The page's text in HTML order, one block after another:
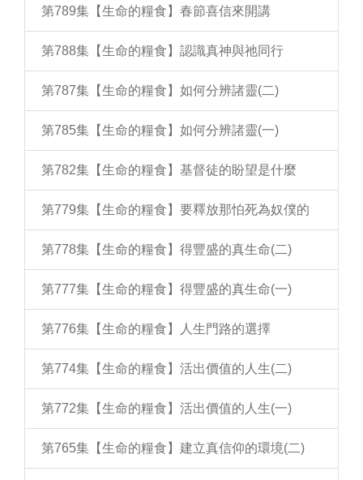
第789集【生命的糧食】春節喜信來開講
第788集【生命的糧食】認識真神與祂同行
第787集【生命的糧食】如何分辨諸靈(二)
第785集【生命的糧食】如何分辨諸靈(一)
第782集【生命的糧食】基督徒的盼望是什麼
第779集【生命的糧食】要釋放那怕死為奴僕的
第778集【生命的糧食】得豐盛的真生命(二)
第777集【生命的糧食】得豐盛的真生命(一)
第776集【生命的糧食】人生門路的選擇
第774集【生命的糧食】活出價值的人生(二)
第772集【生命的糧食】活出價值的人生(一)
第765集【生命的糧食】建立真信仰的環境(二)